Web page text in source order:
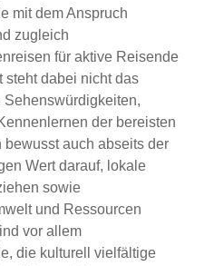
mit dem Anspruch
zugleich
für aktive Reisende
steht dabei nicht das
Sehenswürdigkeiten,
der bereisten
bewusst auch abseits der
Wert darauf, lokale
sowie
und Ressourcen
vor allem
die kulturell vielfältige